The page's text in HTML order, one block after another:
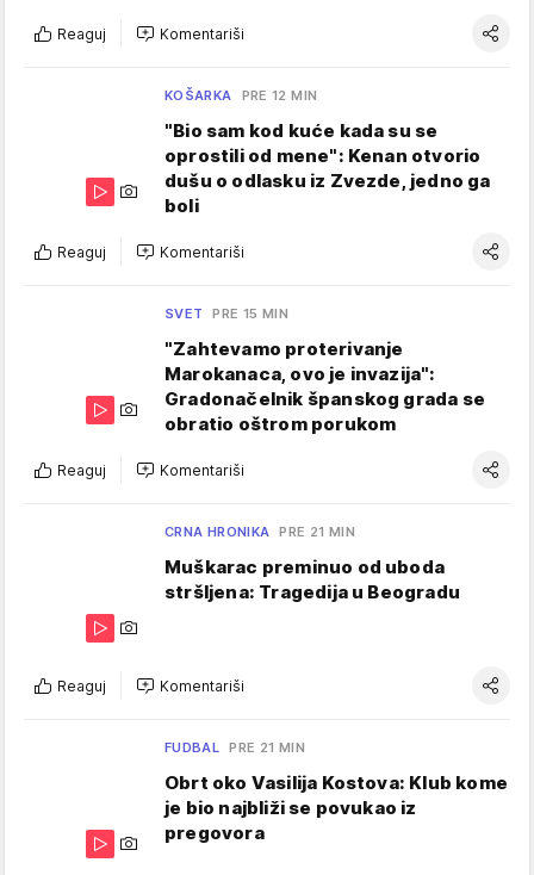
Reaguj Komentariši
KOŠARKA PRE 12 MIN
"Bio sam kod kuće kada su se
oprostili od mene": Kenan otvorio
dušu o odlasku iz Zvezde, jedno ga
boli
Reaguj Komentariši
SVET PRE 15 MIN
"Zahtevamo proterivanje
Marokanaca, ovo je invazija":
Gradonačelnik španskog grada se
obratio oštrom porukom
Reaguj Komentariši
CRNA HRONIKA PRE 21 MIN
Muškarac preminuo od uboda
stršljena: Tragedija u Beogradu
Reaguj Komentariši
FUDBAL PRE 21 MIN
Obrt oko Vasilija Kostova: Klub kome
je bio najbliži se povukao iz
pregovora